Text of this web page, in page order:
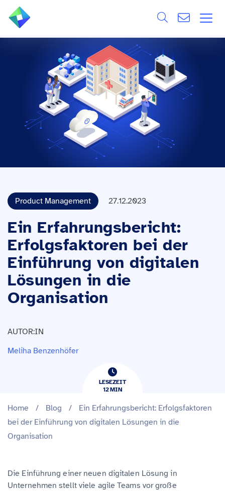
LEISTUNGEN
BRANCHEN
REFERENZEN
Product Management 27.12.2023
Ein Erfahrungsbericht:
Erfolgsfaktoren bei der
Einführung von digitalen
Lösungen in die
Organisation
AUTOR:IN
Meliha Benzenhöfer
LESEZEIT
12​​MIN
Home / Blog /
Ein Erfahrungsbericht: Erfolgsfaktoren
bei der Einführung von digitalen Lösungen in die
Organisation
Die Einführung einer neuen digitalen Lösung in
Unternehmen stellt viele agile Teams vor große